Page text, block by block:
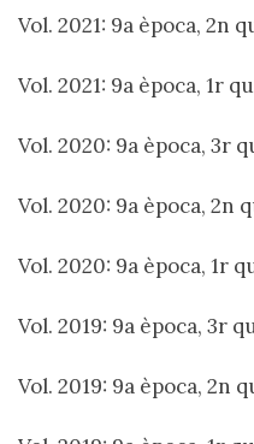
Vol. 2021: 9a època, 2n
Vol. 2021: 9a època, 1r
Vol. 2020: 9a època, 3r
Vol. 2020: 9a època, 2n
Vol. 2020: 9a època, 1r
Vol. 2019: 9a època, 3r
Vol. 2019: 9a època, 2n